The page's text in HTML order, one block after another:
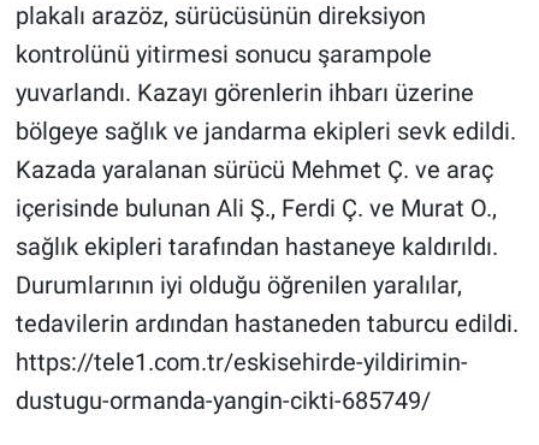
plakalı arazöz, sürücüsünün direksiyon
kontrolünü yitirmesi sonucu şarampole
yuvarlandı. Kazayı görenlerin ihbarı üzerine
bölgeye sağlık ve jandarma ekipleri sevk edildi.
Kazada yaralanan sürücü Mehmet Ç. ve araç
içerisinde bulunan Ali Ş., Ferdi Ç. ve Murat O.,
sağlık ekipleri tarafından hastaneye kaldırıldı.
Durumlarının iyi olduğu öğrenilen yaralılar,
tedavilerin ardından hastaneden taburcu edildi.
https://tele1.com.tr/eskisehirde-yildirimin-
dustugu-ormanda-yangin-cikti-685749/
Haber
İlan
Kimdir
Koronavirüs
Kültür Sanat
Ne demişti
Nedir